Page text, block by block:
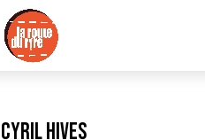
Cyril Hives